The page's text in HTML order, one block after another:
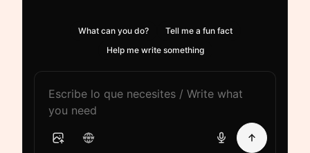
What can you do?
Tell me a fun fact
Help me write something